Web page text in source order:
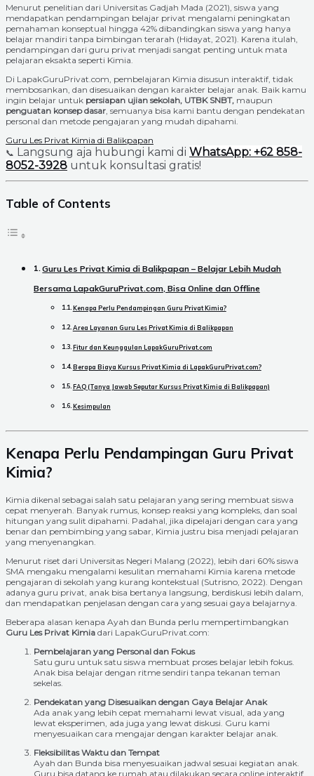
Menurut penelitian dari Universitas Gadjah Mada (2021), siswa yang
mendapatkan pendampingan belajar privat mengalami peningkatan
pemahaman konseptual hingga 42% dibandingkan siswa yang hanya
belajar mandiri tanpa bimbingan terarah (Hidayat, 2021). Karena itulah,
pendampingan dari guru privat menjadi sangat penting untuk mata
pelajaran eksakta seperti Kimia.
Di LapakGuruPrivat.com, pembelajaran Kimia disusun interaktif, tidak
membosankan, dan disesuaikan dengan karakter belajar anak. Baik kamu
ingin belajar untuk persiapan ujian sekolah, UTBK SNBT, maupun
penguatan konsep dasar , semuanya bisa kami bantu dengan pendekatan
personal dan metode pengajaran yang mudah dipahami.
Guru Les Privat Kimia di Balikpapan
📞 Langsung aja hubungi kami di WhatsApp: +62 858-
8052-3928 untuk konsultasi gratis!
Table of Contents
Guru Les Privat Kimia di Balikpapan – Belajar Lebih Mudah
Bersama LapakGuruPrivat.com, Bisa Online dan Offline
Kenapa Perlu Pendampingan Guru Privat Kimia?
Area Layanan Guru Les Privat Kimia di Balikpapan
Fitur dan Keunggulan LapakGuruPrivat.com
Berapa Biaya Kursus Privat Kimia di LapakGuruPrivat.com?
FAQ (Tanya Jawab Seputar Kursus Privat Kimia di Balikpapan)
Kesimpulan
Kenapa Perlu Pendampingan Guru Privat
Kimia?
Kimia dikenal sebagai salah satu pelajaran yang sering membuat siswa
cepat menyerah. Banyak rumus, konsep reaksi yang kompleks, dan soal
hitungan yang sulit dipahami. Padahal, jika dipelajari dengan cara yang
benar dan pembimbing yang sabar, Kimia justru bisa menjadi pelajaran
yang menyenangkan.
Menurut riset dari Universitas Negeri Malang (2022), lebih dari 60% siswa
SMA mengaku mengalami kesulitan memahami Kimia karena metode
pengajaran di sekolah yang kurang kontekstual (Sutrisno, 2022). Dengan
adanya guru privat, anak bisa bertanya langsung, berdiskusi lebih dalam,
dan mendapatkan penjelasan dengan cara yang sesuai gaya belajarnya.
Beberapa alasan kenapa Ayah dan Bunda perlu mempertimbangkan
Guru Les Privat Kimia dari LapakGuruPrivat.com:
Pembelajaran yang Personal dan Fokus
Satu guru untuk satu siswa membuat proses belajar lebih fokus.
Anak bisa belajar dengan ritme sendiri tanpa tekanan teman
sekelas.
Pendekatan yang Disesuaikan dengan Gaya Belajar Anak
Ada anak yang lebih cepat memahami lewat visual, ada yang
lewat eksperimen, ada juga yang lewat diskusi. Guru kami
menyesuaikan cara mengajar dengan karakter belajar anak.
Fleksibilitas Waktu dan Tempat
Ayah dan Bunda bisa menyesuaikan jadwal sesuai kegiatan anak.
Guru bisa datang ke rumah atau dilakukan secara online interaktif.